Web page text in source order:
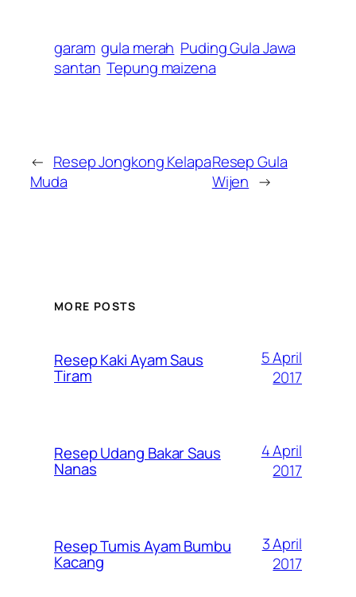
garam gula merah Puding Gula Jawa
santan Tepung maizena
← Resep Jongkong Kelapa
Muda
Resep Gula
Wijen →
MORE POSTS
Resep Kaki Ayam Saus
Tiram
5 April
2017
Resep Udang Bakar Saus
Nanas
4 April
2017
Resep Tumis Ayam Bumbu
Kacang
3 April
2017